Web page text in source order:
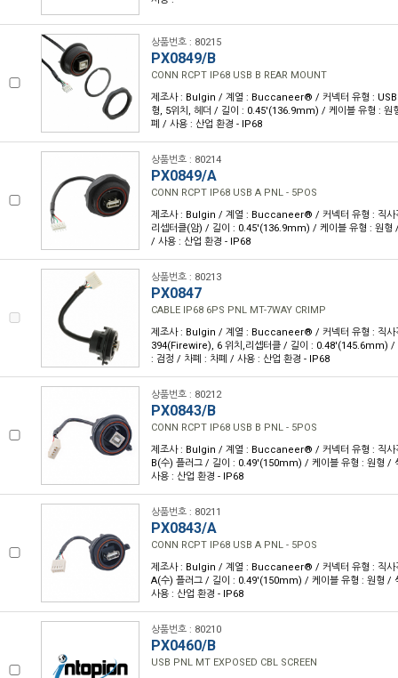
상품번호 : 80215
PX0849/B
CONN RCPT IP68 USB B REAR MOUNT
제조사 : Bulgin / 계열 : Buccaneer® / 커넥터 유형 : USB
형, 5위치, 헤더 / 길이 : 0.45'(136.9mm) / 케이블 유형 : 원
폐 / 사용 : 산업 환경 - IP68
상품번호 : 80214
PX0849/A
CONN RCPT IP68 USB A PNL - 5POS
제조사 : Bulgin / 계열 : Buccaneer® / 커넥터 유형 : 직사
리셉터클(암) / 길이 : 0.45'(136.9mm) / 케이블 유형 : 원형
/ 사용 : 산업 환경 - IP68
상품번호 : 80213
PX0847
CABLE IP68 6PS PNL MT-7WAY CRIMP
제조사 : Bulgin / 계열 : Buccaneer® / 커넥터 유형 : 직사
394(Firewire), 6 위치,리셉터클 / 길이 : 0.48'(145.6mm) /
: 검정 / 차폐 : 차폐 / 사용 : 산업 환경 - IP68
상품번호 : 80212
PX0843/B
CONN RCPT IP68 USB B PNL - 5POS
제조사 : Bulgin / 계열 : Buccaneer® / 커넥터 유형 : 직사
B(수) 플러그 / 길이 : 0.49'(150mm) / 케이블 유형 : 원형 /
사용 : 산업 환경 - IP68
상품번호 : 80211
PX0843/A
CONN RCPT IP68 USB A PNL - 5POS
제조사 : Bulgin / 계열 : Buccaneer® / 커넥터 유형 : 직사
A(수) 플러그 / 길이 : 0.49'(150mm) / 케이블 유형 : 원형 /
사용 : 산업 환경 - IP68
상품번호 : 80210
PX0460/B
USB PNL MT EXPOSED CBL SCREEN